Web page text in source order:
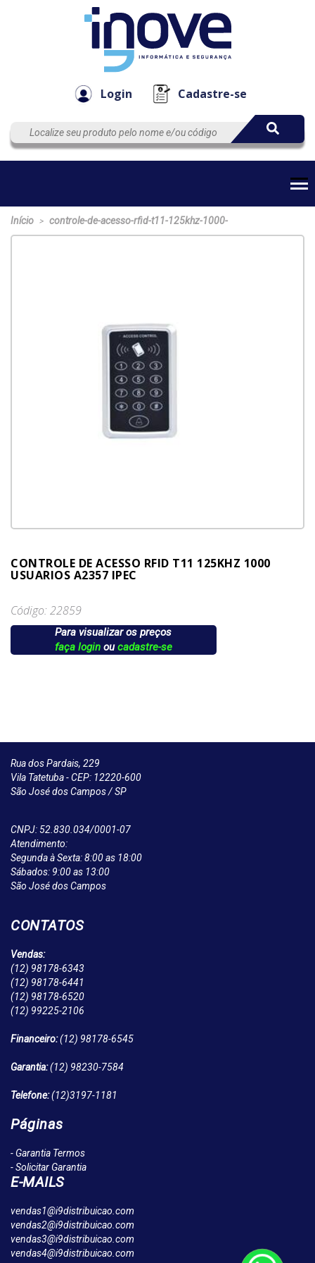
Login Cadastre-se
EmpresaAutomação
Início > controle-de-acesso-rfid-t11-125khz-1000-
CONTROLE DE ACESSO RFID T11 125KHZ 1000
USUARIOS A2357 IPEC
Código: 22859
Para visualizar os preços
faça loginoucadastre-se
Rua dos Pardais, 229
Vila Tatetuba - CEP: 12220-600
São José dos Campos / SP
CNPJ: 52.830.034/0001-07
Atendimento:
Segunda à Sexta: 8:00 as 18:00
Sábados: 9:00 as 13:00
São José dos Campos
CONTATOS
Vendas:
(12) 98178-6343
(12) 98178-6441
(12) 98178-6520
(12) 99225-2106
Financeiro:(12) 98178-6545
Garantia:(12) 98230-7584
Telefone:(12)3197-1181
Páginas
- Garantia Termos
- Solicitar Garantia
E-MAILS
vendas1@i9distribuicao.com
vendas2@i9distribuicao.com
vendas3@i9distribuicao.com
vendas4@i9distribuicao.com